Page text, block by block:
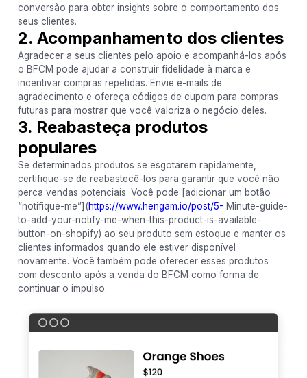
conversão para obter insights sobre o comportamento dos
seus clientes.
2. Acompanhamento dos clientes
Agradecer a seus clientes pelo apoio e acompanhá-los após
o BFCM pode ajudar a construir fidelidade à marca e
incentivar compras repetidas. Envie e-mails de
agradecimento e ofereça códigos de cupom para compras
futuras para mostrar que você valoriza o negócio deles.
3. Reabasteça produtos
populares
Se determinados produtos se esgotarem rapidamente,
certifique-se de reabastecê-los para garantir que você não
perca vendas potenciais. Você pode [adicionar um botão
“notifique-me”](https://www.hengam.io/post/5- Minute-guide-
to-add-your-notify-me-when-this-product-is-available-
button-on-shopify) ao seu produto sem estoque e manter os
clientes informados quando ele estiver disponível
novamente. Você também pode oferecer esses produtos
com desconto após a venda do BFCM como forma de
continuar o impulso.